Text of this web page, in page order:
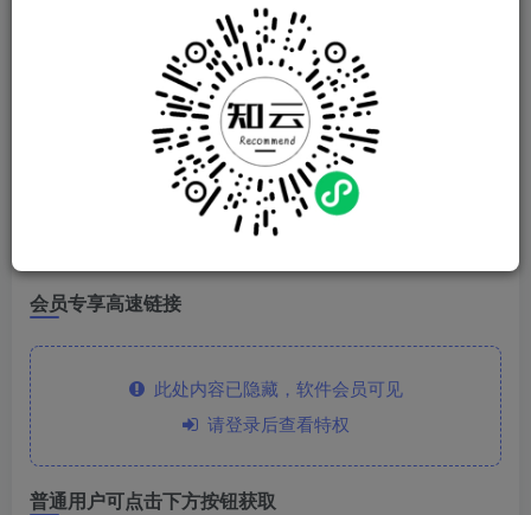
一个画画软件，适合小孩子使用。
会员专享高速链接
此处内容已隐藏，软件会员可见
请登录后查看特权
普通用户可点击下方按钮获取